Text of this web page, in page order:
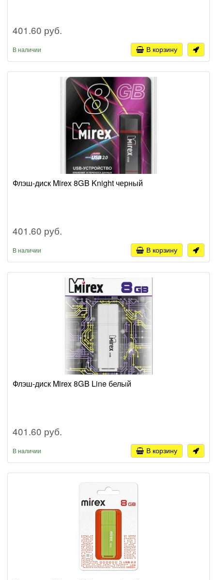
401.60 руб.
В наличии В корзину
Флэш-диск Mirex 8GB Knight черный
401.60 руб.
В наличии В корзину
Флэш-диск Mirex 8GB Line белый
401.60 руб.
В наличии В корзину